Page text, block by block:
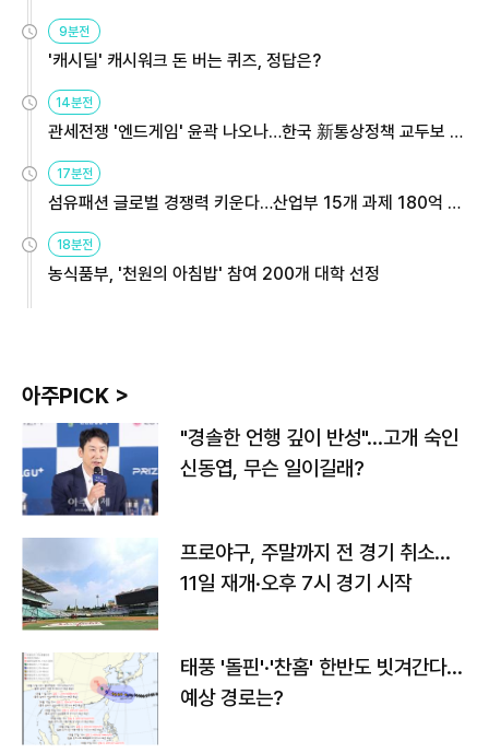
9분전
'캐시딜' 캐시워크 돈 버는 퀴즈, 정답은?
14분전
관세전쟁 '엔드게임' 윤곽 나오나…한국 新통상정책 교두보 활
17분전
섬유패션 글로벌 경쟁력 키운다…산업부 15개 과제 180억 지
18분전
농식품부, '천원의 아침밥' 참여 200개 대학 선정
아주PICK >
"경솔한 언행 깊이 반성"…고개 숙인
신동엽, 무슨 일이길래?
프로야구, 주말까지 전 경기 취소…
11일 재개·오후 7시 경기 시작
태풍 '돌핀'·'찬홈' 한반도 빗겨간다…
예상 경로는?